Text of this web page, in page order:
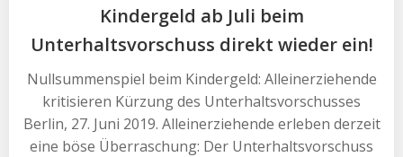
Kindergeld ab Juli beim
Unterhaltsvorschuss direkt wieder ein!
Nullsummenspiel beim Kindergeld: Alleinerziehende
kritisieren Kürzung des Unterhaltsvorschusses
Berlin, 27. Juni 2019. Alleinerziehende erleben derzeit
eine böse Überraschung: Der Unterhaltsvorschuss